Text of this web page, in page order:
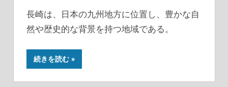
長崎は、日本の九州地方に位置し、豊かな自
然や歴史的な背景を持つ地域である。
続きを読む